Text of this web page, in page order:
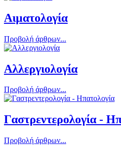
Αιματολογία
Προβολή άρθρων...
Αλλεργιολογία
Προβολή άρθρων...
Γαστρεντερολογία -
Προβολή άρθρων...